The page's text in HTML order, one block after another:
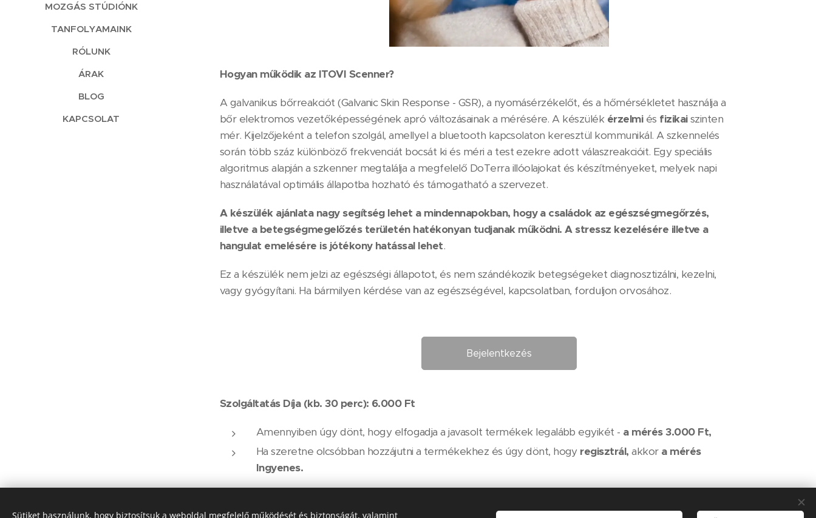
MOZGÁS STÚDIÓNK
TANFOLYAMAINK
RÓLUNK
ÁRAK
BLOG
KAPCSOLAT
Hogyan működik az ITOVI Scenner?
A galvanikus bőrreakciót (Galvanic Skin Response - GSR), a nyomásérzékelőt, és a hőmérsékletet használja a
bőr elektromos vezetőképességének apró változásainak a mérésére. A készülékérzelmiés fizikaiszinten
mér. Kijelzőjeként a telefon szolgál, amellyel a bluetooth kapcsolaton keresztül kommunikál. A szkennelés
során több száz különböző frekvenciát bocsát ki és méri a test ezekre adott válaszreakcióit. Egy speciális
algoritmus alapján a szkenner megtalálja a megfelelő DoTerra illóolajokat és készítményeket, melyek napi
használatával optimális állapotba hozható és támogatható a szervezet.
A készülék ajánlata nagy segítség lehet a mindennapokban, hogy a családok az egészségmegőrzés,
illetve a betegségmegelőzés területén hatékonyan tudjanak működni. A stressz kezelésére illetve a
hangulat emelésére is jótékony hatással lehet.
Ez a készülék nem jelzi az egészségi állapotot, és nem szándékozik betegségeket diagnosztizálni, kezelni,
vagy gyógyítani. Ha bármilyen kérdése van az egészségével, kapcsolatban, forduljon orvosához.
Bejelentkezés
Szolgáltatás Díja (kb. 30 perc): 6.000 Ft
Amennyiben úgy dönt, hogy elfogadja a javasolt termékek legalább egyikét - a mérés 3.000 Ft,
Ha szeretne olcsóbban hozzájutni a termékekhez és úgy dönt, hogy regisztrál, akkor a mérés
Ingyenes.
Copyright © Molnár Gabriella e.v. és
Sütiket használunk, hogy biztosítsuk a weboldal megfelelő működését és biztonságát, valamint